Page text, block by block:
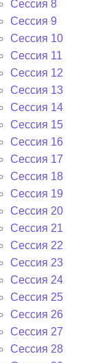
Сессия 8
Сессия 9
Сессия 10
Сессия 11
Сессия 12
Сессия 13
Сессия 14
Сессия 15
Сессия 16
Сессия 17
Сессия 18
Сессия 19
Сессия 20
Сессия 21
Сессия 22
Сессия 23
Сессия 24
Сессия 25
Сессия 26
Сессия 27
Сессия 28